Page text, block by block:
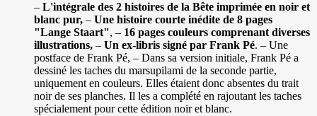
– L'intégrale des 2 histoires de la Bête imprimée en noir et
blanc pur, – Une histoire courte inédite de 8 pages
"Lange Staart", – 16 pages couleurs comprenant diverses
illustrations, – Un ex-libris signé par Frank Pé. – Une
postface de Frank Pé, – Dans sa version initiale, Frank Pé a
dessiné les taches du marsupilami de la seconde partie,
uniquement en couleurs. Elles étaient donc absentes du trait
noir de ses planches. Il les a complété en rajoutant les taches
spécialement pour cette édition noir et blanc.